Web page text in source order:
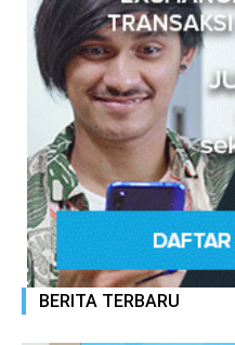
BERITA TERBARU